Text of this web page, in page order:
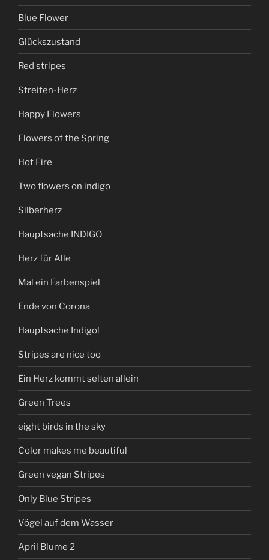
Blue Flower
Glückszustand
Red stripes
Streifen-Herz
Happy Flowers
Flowers of the Spring
Hot Fire
Two flowers on indigo
Silberherz
Hauptsache INDIGO
Herz für Alle
Mal ein Farbenspiel
Ende von Corona
Hauptsache Indigo!
Stripes are nice too
Ein Herz kommt selten allein
Green Trees
eight birds in the sky
Color makes me beautiful
Green vegan Stripes
Only Blue Stripes
Vögel auf dem Wasser
April Blume 2